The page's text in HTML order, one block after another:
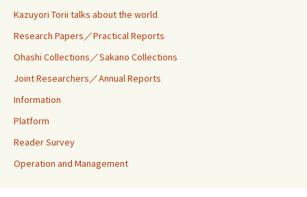
Kazuyori Torii talks about the world
Research Papers／Practical Reports
Ohashi Collections／Sakano Collections
Joint Researchers／Annual Reports
Information
Platform
Reader Survey
Operation and Management